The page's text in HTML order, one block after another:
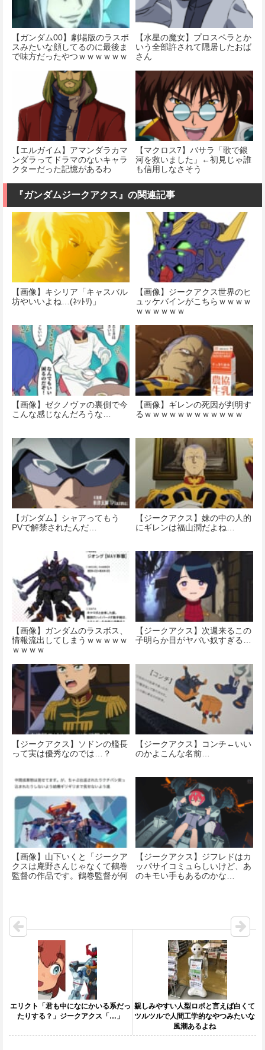
【ガンダム00】劇場版のラスボ
スみたいな顔してるのに最後ま
で味方だったやつｗｗｗｗｗｗ
【水星の魔女】プロスペラとか
いう全部許されて隠居したおば
さん
【エルガイム】アマンダラカマ
ンダラってドラマのないキャラ
クターだった記憶があるわ
【マクロス7】バサラ「歌で銀
河を救いました」←初見じゃ誰
も信用しなさそう
『ガンダムジークアクス』の関連記事
【画像】キシリア「キャスバル
坊やいいよね…(ﾈｯﾄﾘ)」
【画像】ジークアクス世界のヒ
ュッケバインがこちらｗｗｗｗ
ｗｗｗｗｗｗ
【画像】ゼクノヴァの裏側で今
こんな感じなんだろうな…
【画像】ギレンの死因が判明す
るｗｗｗｗｗｗｗｗｗｗｗｗ
【ガンダム】シャアってもう
PVで解禁されたんだ…
【ジークアクス】妹の中の人的
にギレンは福山潤だよね…
【画像】ガンダムのラスボス、
情報流出してしまうｗｗｗｗｗ
ｗｗｗｗ
【ジークアクス】次週来るこの
子明らか目がヤバい奴すぎる…
【ジークアクス】ソドンの艦長
って実は優秀なのでは…？
【ジークアクス】コンチ←いい
のかよこんな名前…
【画像】山下いくと「ジークア
クスは庵野さんじゃなくて鶴巻
監督の作品です。鶴巻監督が何
【ジークアクス】ジフレドはカ
ッパサイコミュらしいけど、あ
のキモい手もあるのかな…
エリクト「君も中になにかいる系だっ
たりする？」ジークアクス「…」
親しみやすい人型ロボと言えば白くて
ツルツルで人間工学的なやつみたいな
風潮あるよね